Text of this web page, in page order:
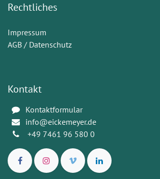
Rechtliches
Impressum
AGB / Datenschutz
Kontakt
Kontaktformular
info@eickemeyer.de
+49 7461 96 580 0